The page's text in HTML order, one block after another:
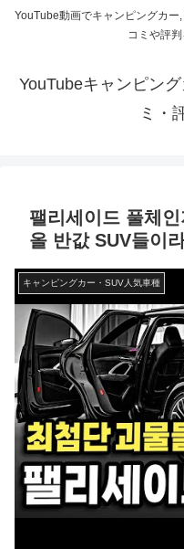
YouTube動画でキャンピングカ
コミや評判
YouTubeキャンピン
ミ・
팰리세이드 풀체
올 반값 SUV들이
キャンピングカー・SUV人気車種